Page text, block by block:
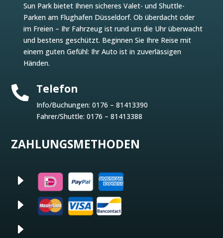
Sun Park bietet Ihnen sicheres Valet- und Shuttle-
Parken am Flughafen Düsseldorf. Ob überdacht oder
im Freien – Ihr Fahrzeug ist rund um die Uhr überwacht
und bestens geschützt. Beginnen Sie Ihre Reise mit
einem guten Gefühl: Ihr Auto ist in zuverlässigen
Händen.
 Telefon
Info/Buchungen: 0176 – 81413390
Fahrer/Shuttle: 0176 – 81413388
ZAHLUNGSMETHODEN
E
E
E